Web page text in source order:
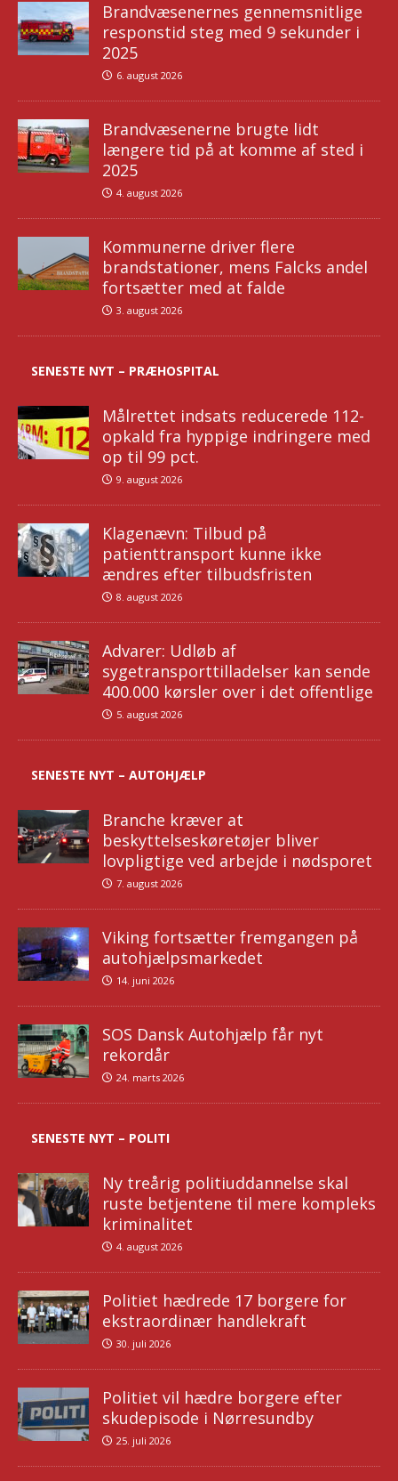
Brandvæsenernes gennemsnitlige
responstid steg med 9 sekunder i
2025
6. august 2026
Brandvæsenerne brugte lidt
længere tid på at komme af sted i
2025
4. august 2026
Kommunerne driver flere
brandstationer, mens Falcks andel
fortsætter med at falde
3. august 2026
SENESTE NYT – PRÆHOSPITAL
Målrettet indsats reducerede 112-
opkald fra hyppige indringere med
op til 99 pct.
9. august 2026
Klagenævn: Tilbud på
patienttransport kunne ikke
ændres efter tilbudsfristen
8. august 2026
Advarer: Udløb af
sygetransporttilladelser kan sende
400.000 kørsler over i det offentlige
5. august 2026
SENESTE NYT – AUTOHJÆLP
Branche kræver at
beskyttelseskøretøjer bliver
lovpligtige ved arbejde i nødsporet
7. august 2026
Viking fortsætter fremgangen på
autohjælpsmarkedet
14. juni 2026
SOS Dansk Autohjælp får nyt
rekordår
24. marts 2026
SENESTE NYT – POLITI
Ny treårig politiuddannelse skal
ruste betjentene til mere kompleks
kriminalitet
4. august 2026
Politiet hædrede 17 borgere for
ekstraordinær handlekraft
30. juli 2026
Politiet vil hædre borgere efter
skudepisode i Nørresundby
25. juli 2026